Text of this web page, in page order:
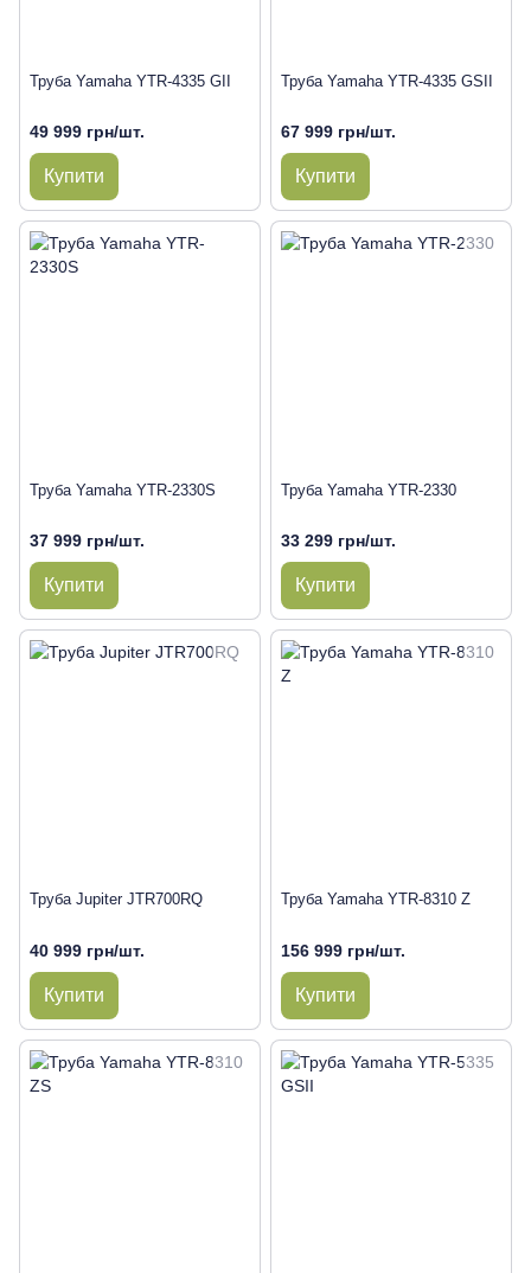
Труба Yamaha YTR-4335 GII
49 999 грн/шт.
Купити
Труба Yamaha YTR-4335 GSII
67 999 грн/шт.
Купити
Труба Yamaha YTR-2330S
37 999 грн/шт.
Купити
Труба Yamaha YTR-2330
33 299 грн/шт.
Купити
Труба Jupiter JTR700RQ
40 999 грн/шт.
Купити
Труба Yamaha YTR-8310 Z
156 999 грн/шт.
Купити